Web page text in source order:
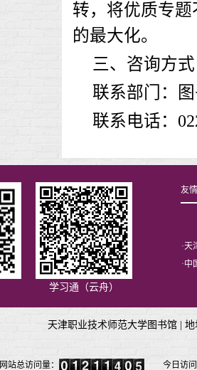
转，将优质专
的最大化。
三、咨询方式
联系部门：
联系电话：
学习通（云舟）
友
·天
·中
天津职业技术师范大学图书馆 | 地
网站总访问量： 今日访